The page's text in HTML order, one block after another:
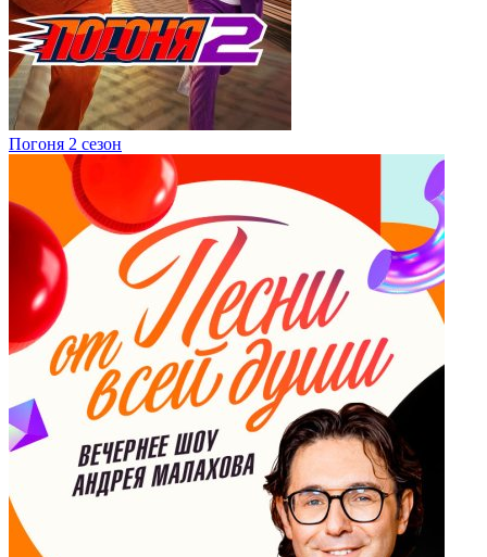
Погоня 2 сезон